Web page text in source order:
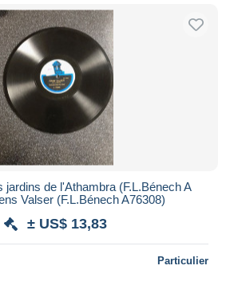
Toepassen
jardins de l'Athambra (F.L.Bénech A
Valser (F.L.Bénech A76308)
± US$ 13,83
Particulier